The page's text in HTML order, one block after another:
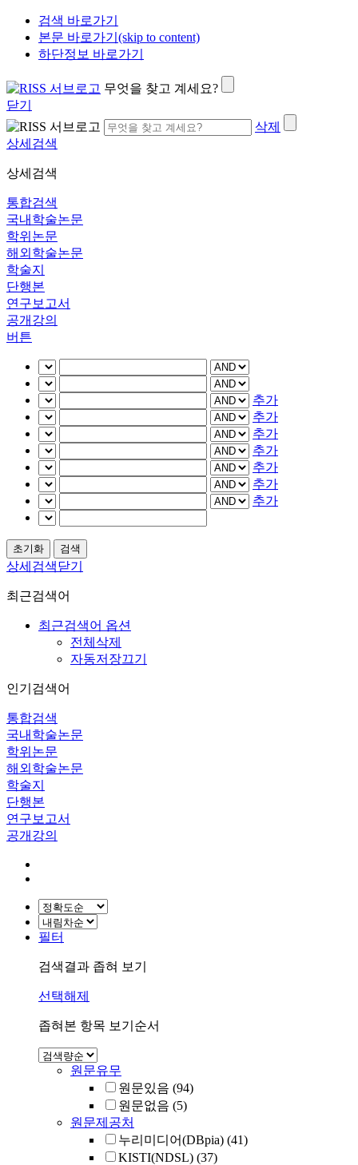
검색 바로가기
본문 바로가기(skip to content)
하단정보 바로가기
무엇을 찾고 계세요?
닫기
삭제
상세검색
상세검색
통합검색
국내학술논문
학위논문
해외학술논문
학술지
단행본
연구보고서
공개강의
버튼
추가
추가
추가
추가
추가
추가
추가
상세검색닫기
최근검색어
최근검색어 옵션
전체삭제
자동저장끄기
인기검색어
통합검색
국내학술논문
학위논문
해외학술논문
학술지
단행본
연구보고서
공개강의
필터
검색결과 좁혀 보기
선택해제
좁혀본 항목 보기순서
원문유무
원문있음 (94)
원문없음 (5)
원문제공처
누리미디어(DBpia) (41)
KISTI(NDSL) (37)